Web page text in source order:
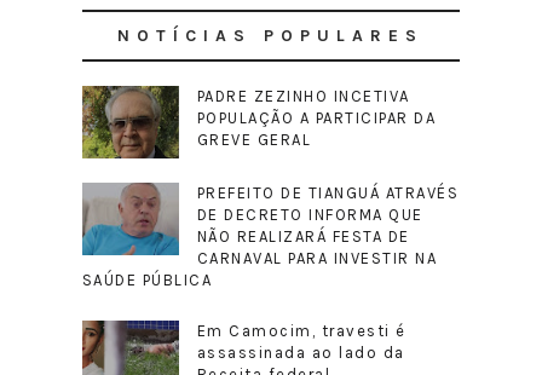
NOTÍCIAS POPULARES
PADRE ZEZINHO INCETIVA
POPULAÇÃO A PARTICIPAR DA
GREVE GERAL
PREFEITO DE TIANGUÁ ATRAVÉS
DE DECRETO INFORMA QUE
NÃO REALIZARÁ FESTA DE
CARNAVAL PARA INVESTIR NA
SAÚDE PÚBLICA
Em Camocim, travesti é
assassinada ao lado da